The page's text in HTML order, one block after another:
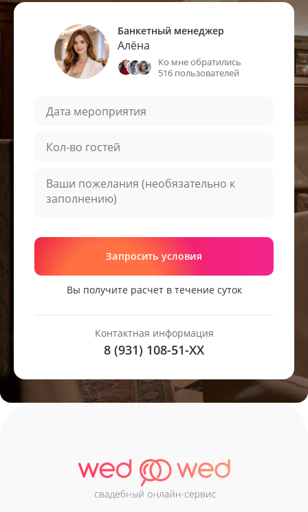
Банкетный менеджер
Алёна
Ко мне обратились
516 пользователей
Запросить условия
Вы получите расчет в течение суток
Контактная информация
8 (931) 108-51-XX